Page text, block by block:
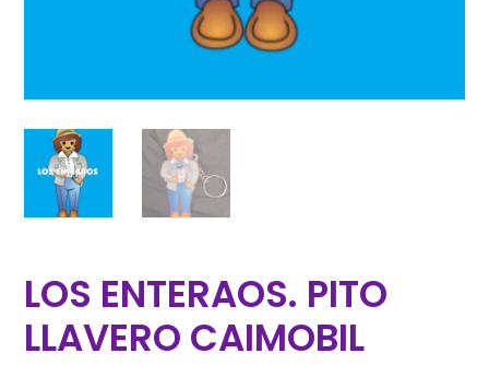
LOS ENTERAOS. PITO
LLAVERO CAIMOBIL